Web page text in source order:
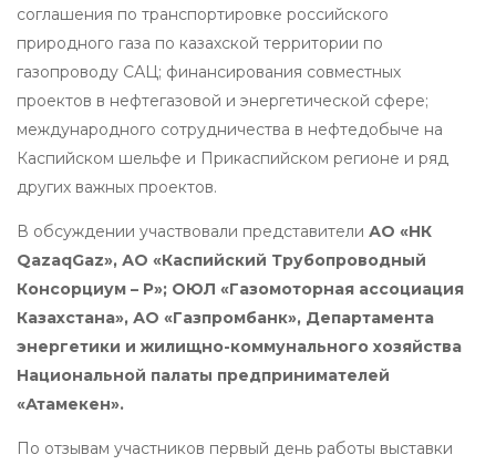
соглашения по транспортировке российского
природного газа по казахской территории по
газопроводу САЦ; финансирования совместных
проектов в нефтегазовой и энергетической сфере;
международного сотрудничества в нефтедобыче на
Каспийском шельфе и Прикаспийском регионе и ряд
других важных проектов.
В обсуждении участвовали представители АО «НК
QazaqGaz», АО «Каспийский Трубопроводный
Консорциум – Р»; ОЮЛ «Газомоторная ассоциация
Казахстана», АО «Газпромбанк», Департамента
энергетики и жилищно-коммунального хозяйства
Национальной палаты предпринимателей
«Атамекен».
По отзывам участников первый день работы выставки